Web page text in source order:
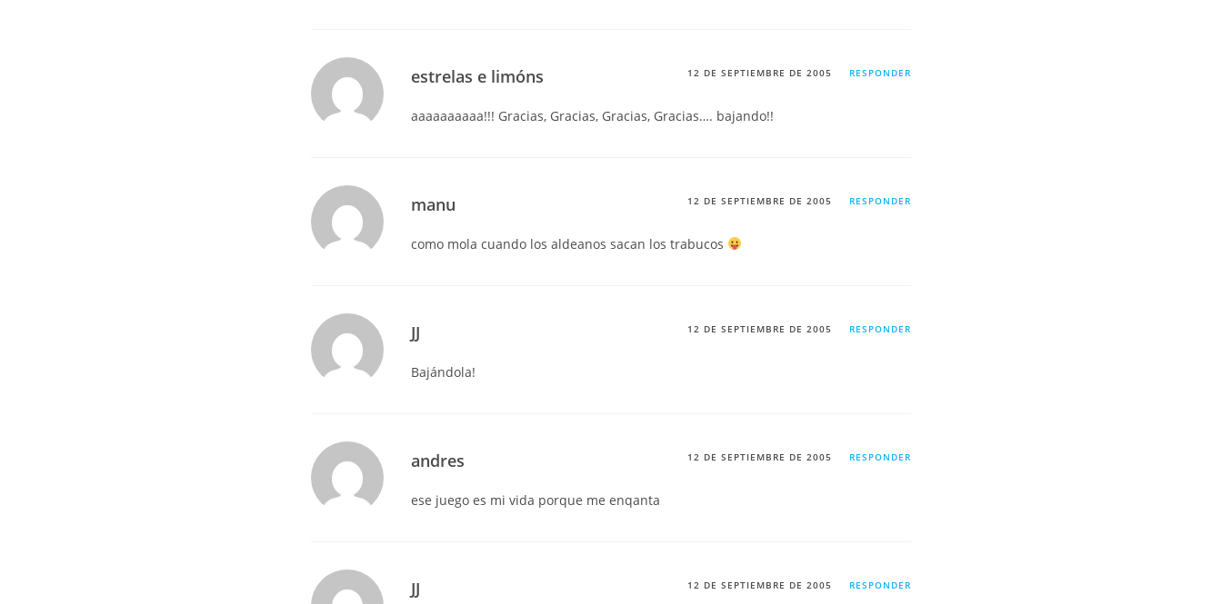
estrelas e limóns 12 DE SEPTIEMBRE DE 2005 RESPONDER
aaaaaaaaaa!!! Gracias, Gracias, Gracias, Gracias…. bajando!!
manu 12 DE SEPTIEMBRE DE 2005 RESPONDER
como mola cuando los aldeanos sacan los trabucos
JJ 12 DE SEPTIEMBRE DE 2005 RESPONDER
Bajándola!
andres 12 DE SEPTIEMBRE DE 2005 RESPONDER
ese juego es mi vida porque me enqanta
JJ 12 DE SEPTIEMBRE DE 2005 RESPONDER